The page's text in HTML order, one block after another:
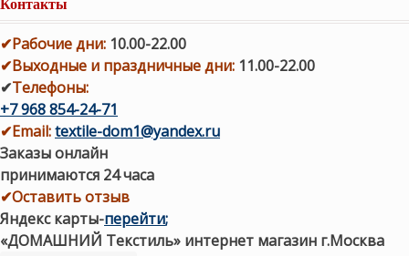
✔Рабочие дни: 10.00-22.00
✔Выходные и праздничные дни: 11.00-22.00
✔Телефоны:
+7 968 854-24-71
✔Email:textile-dom1@yandex.ru
Заказы онлайн
принимаются 24 часа
✔Оставить отзыв
Яндекс карты-перейти;
«ДОМАШНИЙ Текстиль» интернет магазин г.Москва